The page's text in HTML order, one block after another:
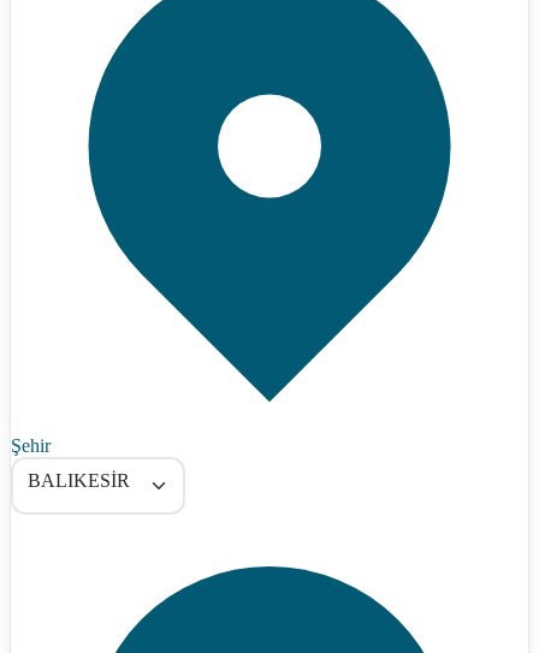
Şehir
BALIKESİR